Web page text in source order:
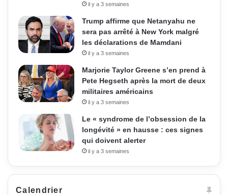
il y a 3 semaines
Trump affirme que Netanyahu ne
sera pas arrêté à New York malgré
les déclarations de Mamdani
il y a 3 semaines
Marjorie Taylor Greene s’en prend à
Pete Hegseth après la mort de deux
militaires américains
il y a 3 semaines
Le « syndrome de l’obsession de la
longévité » en hausse : ces signes
qui doivent alerter
il y a 3 semaines
Calendrier